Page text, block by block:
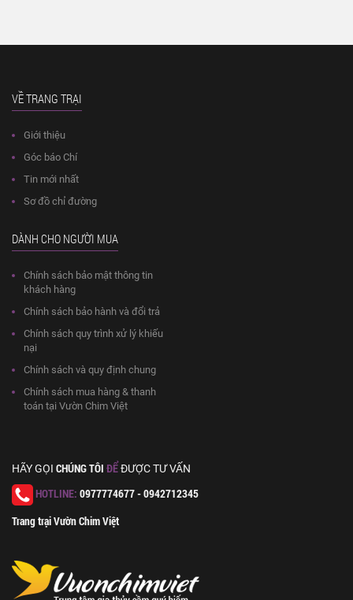
VỀ TRANG TRẠI
Giới thiệu
Góc báo Chí
Tin mới nhất
Sơ đồ chỉ đường
DÀNH CHO NGƯỜI MUA
Chính sách bảo mật thông tin
khách hàng
Chính sách bảo hành và đổi trả
Chính sách quy trình xử lý khiếu
nại
Chính sách và quy định chung
Chính sách mua hàng & thanh
toán tại Vườn Chim Việt
HÃY GỌI CHÚNG TÔI ĐỂĐƯỢC TƯ VẤN
HOTLINE: 0977774677 - 0942712345
Trang trại Vườn Chim Việt